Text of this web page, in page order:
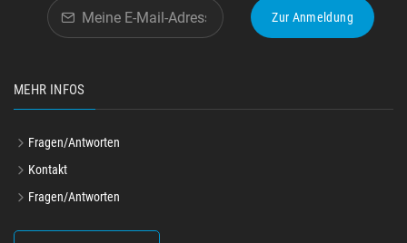
Zur Anmeldung
MEHR INFOS
Fragen/Antworten
Kontakt
Fragen/Antworten